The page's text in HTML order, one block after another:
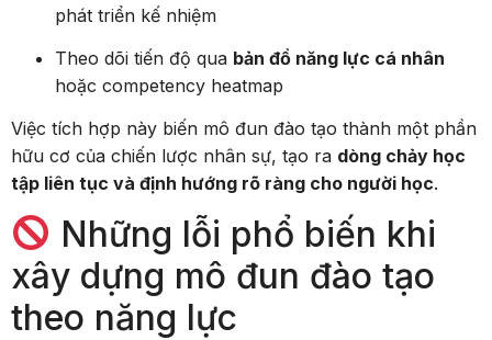
phát triển kế nhiệm
Theo dõi tiến độ qua bản đồ năng lực cá nhân
hoặc competency heatmap
Việc tích hợp này biến mô đun đào tạo thành một phần
hữu cơ của chiến lược nhân sự, tạo ra dòng chảy học
tập liên tục và định hướng rõ ràng cho người học.
Những lỗi phổ biến khi
xây dựng mô đun đào tạo
theo năng lực